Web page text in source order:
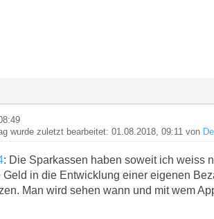
wurde zuletzt bearbeitet: 01.08.2018, 09:11 von
: Die Sparkassen haben soweit ich weiss
Geld in die Entwicklung einer eigenen
Man wird sehen wann und mit wem